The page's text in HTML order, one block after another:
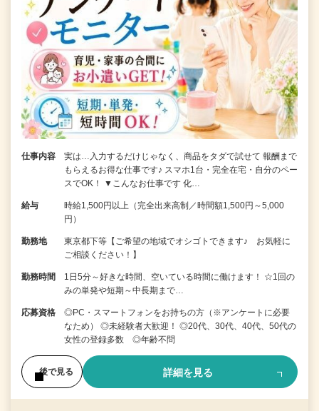
仕事内容
実は…入力するだけじゃなく、商品をタダで試せて 報酬まで
もらえるお得な仕事です♪ スマホ1台・完全在宅・自分のペー
スでOK！ ▼こんなお仕事です 化…
給与
時給1,500円以上（完全出来高制／時間額1,500円～5,000
円）
勤務地
東京都下等【ご希望の地域でオシゴトできます♪ お気軽に
ご相談ください！】
勤務時間
1日5分～好きな時間、空いている時間に働けます！ ☆1回の
みの単発や短期～中長期まで…
応募資格
◎PC・スマートフォンをお持ちの方（※アンケートに必要
なため） ◎未経験者大歓迎！ ◎20代、30代、40代、50代の
女性の登録多数 ◎年齢不問
後で見る 詳細を見る